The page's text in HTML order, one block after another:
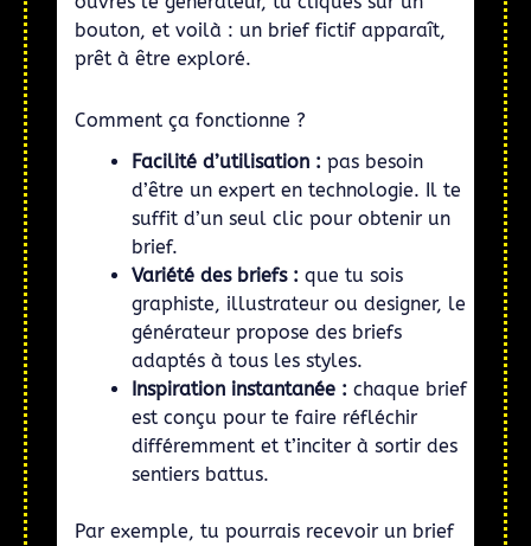
bouton, et voilà : un brief fictif apparaît,
prêt à être exploré.
Comment ça fonctionne ?
Facilité d’utilisation : pas besoin
d’être un expert en technologie. Il te
suffit d’un seul clic pour obtenir un
brief.
Variété des briefs : que tu sois
graphiste, illustrateur ou designer, le
générateur propose des briefs
adaptés à tous les styles.
Inspiration instantanée : chaque brief
est conçu pour te faire réfléchir
différemment et t’inciter à sortir des
sentiers battus.
Par exemple, tu pourrais recevoir un brief